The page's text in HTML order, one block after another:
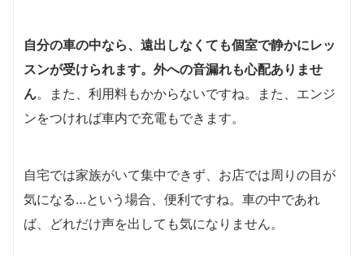
自分の車の中なら、遠出しなくても個室で静かにレッ
スンが受けられます。外への音漏れも心配ありませ
ん。また、利用料もかからないですね。また、エンジ
ンをつければ車内で充電もできます。
自宅では家族がいて集中できず、お店では周りの目が
気になる…という場合、便利ですね。車の中であれ
ば、どれだけ声を出しても気になりません。